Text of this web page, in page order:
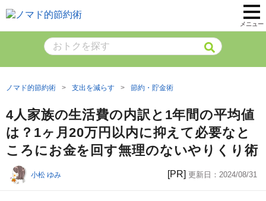
メニュー
ノマド的節約術 支出を減らす 節約・貯金術
4人家族の生活費の内訳と1年間の平均値
は？1ヶ月20万円以内に抑えて必要なと
ころにお金を回す無理のないやりくり術
小松 ゆみ [PR] 更新日： 2024/08/31